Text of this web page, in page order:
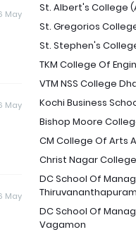
May
May
May
St. Albert's College
St. Gregorios
St. Stephen's
TKM College Of
VTM NSS College
Kochi Business
Bishop Moore
CM College Of Arts
Christ Nagar
DC School Of
Thiruvananthapuram
DC School Of
Vagamon